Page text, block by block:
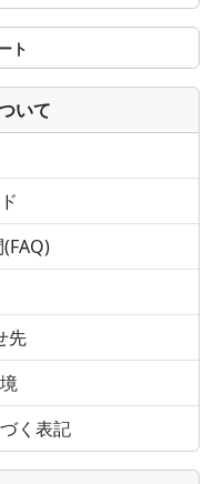
ト
いて
先
く表記